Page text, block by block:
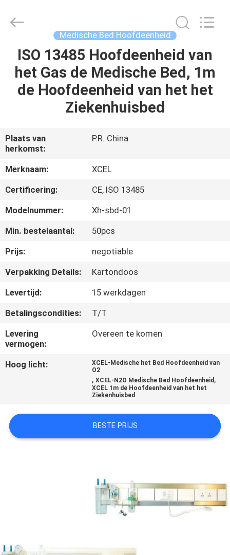
HUIS
PRODUCTEN
ONS
FABRIEKSREIS
KWALITEITSCONTROLE
CONTACTEER
ONS
VERZOEK
EEN
CITAAT
SITEMAP
POLICY
Ltd..
Medische Bed Hoofdeenheid
ISO 13485 Hoofdeenheid van
het Gas de Medische Bed, 1m
de Hoofdeenheid van het het
Ziekenhuisbed
Plaats van
herkomst:
P.R. China
Merknaam:
XCEL
Certificering:
CE, ISO 13485
Modelnummer:
Xh-sbd-01
Min. bestelaantal:
50pcs
Prijs:
negotiable
Verpakking Details:
Kartondoos
Levertijd:
15 werkdagen
Betalingscondities:
T/T
Levering
vermogen:
Overeen te komen
Hoog licht:
XCEL-Medische het Bed Hoofdeenheid van
O2
,XCEL-N2O Medische Bed Hoofdeenheid ,
XCEL 1m de Hoofdeenheid van het het
Ziekenhuisbed
BESTE PRIJS